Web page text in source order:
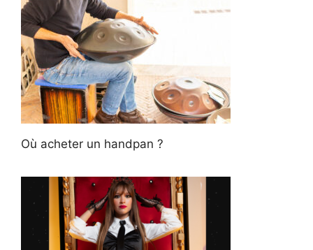
Où acheter un handpan ?